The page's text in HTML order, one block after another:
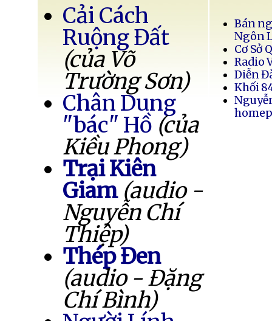
Cải Cách
Ruộng Đất
(của Võ
Trường Sơn)
Chân Dung
"bác" Hồ (của
Kiều Phong)
Trại Kiên
Giam (audio -
Nguyễn Chí
Thiệp)
Thép Đen
(audio - Đặng
Chí Bình)
Bán
Ngôn
Cơ Sở
Radio
Diễn
Khối